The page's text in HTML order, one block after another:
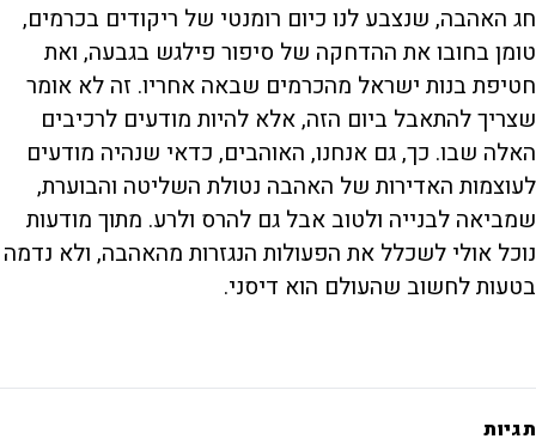
חג האהבה, שנצבע לנו כיום רומנטי של ריקודים בכרמים,
טומן בחובו את ההדחקה של סיפור פילגש בגבעה, ואת
חטיפת בנות ישראל מהכרמים שבאה אחריו. זה לא אומר
שצריך להתאבל ביום הזה, אלא להיות מודעים לרכיבים
האלה שבו. כך, גם אנחנו, האוהבים, כדאי שנהיה מודעים
לעוצמות האדירות של האהבה נטולת השליטה והבוערת,
שמביאה לבנייה ולטוב אבל גם להרס ולרע. מתוך מודעות
נוכל אולי לשכלל את הפעולות הנגזרות מהאהבה, ולא נדמה
בטעות לחשוב שהעולם הוא דיסני.
תגיות